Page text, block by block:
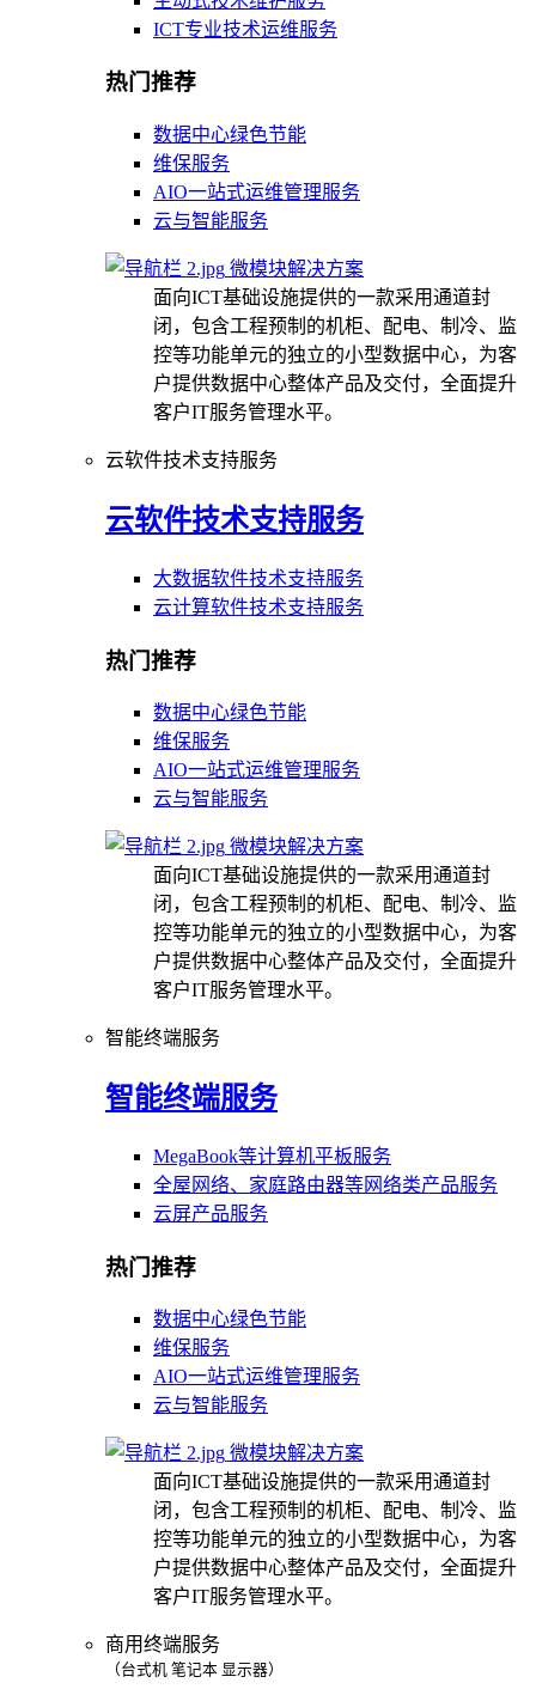
ICT专业技术运维服务
热门推荐
数据中心绿色节能
维保服务
AIO一站式运维管理服务
云与智能服务
微模块解决方案
面向ICT基础设施提供的一款采用通道封
闭，包含工程预制的机柜、配电、制冷、监
控等功能单元的独立的小型数据中心，为客
户提供数据中心整体产品及交付，全面提升
客户IT服务管理水平。
云软件技术支持服务
云软件技术支持服务
大数据软件技术支持服务
云计算软件技术支持服务
热门推荐
数据中心绿色节能
维保服务
AIO一站式运维管理服务
云与智能服务
微模块解决方案
面向ICT基础设施提供的一款采用通道封
闭，包含工程预制的机柜、配电、制冷、监
控等功能单元的独立的小型数据中心，为客
户提供数据中心整体产品及交付，全面提升
客户IT服务管理水平。
智能终端服务
智能终端服务
MegaBook等计算机平板服务
全屋网络、家庭路由器等网络类产品服务
云屏产品服务
热门推荐
数据中心绿色节能
维保服务
AIO一站式运维管理服务
云与智能服务
微模块解决方案
面向ICT基础设施提供的一款采用通道封
闭，包含工程预制的机柜、配电、制冷、监
控等功能单元的独立的小型数据中心，为客
户提供数据中心整体产品及交付，全面提升
客户IT服务管理水平。
商用终端服务
（台式机 笔记本 显示器）